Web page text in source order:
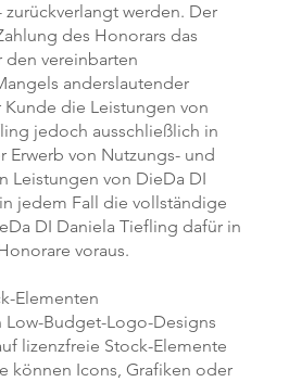
zurückverlangt werden. Der
des Honorars das
den vereinbarten
anderslautender
die Leistungen von
jedoch ausschließlich in
Erwerb von Nutzungs- und
Leistungen von DieDa DI
jedem Fall die vollständige
DI Daniela Tiefling dafür in
voraus.
Elementen
Low-Budget-Logo-Designs
lizenzfreie Stock-Elemente
können Icons, Grafiken oder